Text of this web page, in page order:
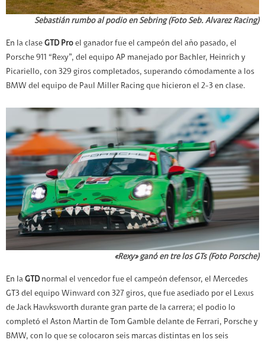
Sebastián rumbo al podio en Sebring (Foto Seb. Alvarez Racing)
En la clase GTD Pro el ganador fue el campeón del año pasado, el
Porsche 911 “Rexy”, del equipo AP manejado por Bachler, Heinrich y
Picariello, con 329 giros completados, superando cómodamente a los
BMW del equipo de Paul Miller Racing que hicieron el 2-3 en clase.
«Rexy» ganó en tre los GTs (Foto Porsche)
En la GTDnormal el vencedor fue el campeón defensor, el Mercedes
GT3 del equipo Winward con 327 giros, que fue asediado por el Lexus
de Jack Hawksworth durante gran parte de la carrera; el podio lo
completó el Aston Martin de Tom Gamble delante de Ferrari, Porsche y
BMW, con lo que se colocaron seis marcas distintas en los seis